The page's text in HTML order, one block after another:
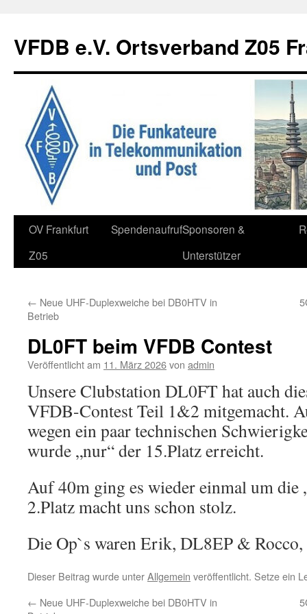
springen
VFDB e.V. Ortsverband Z05
OV Frankfurt
Z05
SpendenaufrufSponsoren &
Unterstützer
← Neue UHF-Duplexweiche bei DB0HTV in
Betrieb
DL0FT beim VFDB Contest
Veröffentlicht am 11. März 2026von admin
Unsere Clubstation DL0FT hat auch
VFDB-Contest Teil 1&2 mitgemacht.
wegen ein paar technischen
wurde „nur“ der 15.Platz erreicht.
Auf 40m ging es wieder einmal um die
2.Platz macht uns schon stolz.
Die Op`s waren Erik, DL8EP &
Dieser Beitrag wurde unterAllgemein veröffentlicht. Setze ein
← Neue UHF-Duplexweiche bei DB0HTV in